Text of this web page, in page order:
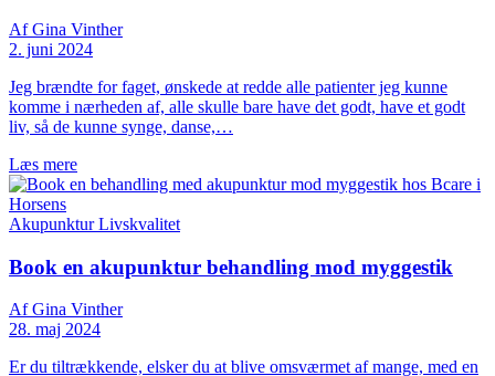
Af Gina Vinther
2. juni 2024
Jeg brændte for faget, ønskede at redde alle patienter jeg kunne
komme i nærheden af, alle skulle bare have det godt, have et godt
liv, så de kunne synge, danse,…
Læs mere
Akupunktur Livskvalitet
Book en akupunktur behandling mod myggestik
Af Gina Vinther
28. maj 2024
Er du tiltrækkende, elsker du at blive omsværmet af mange, med en